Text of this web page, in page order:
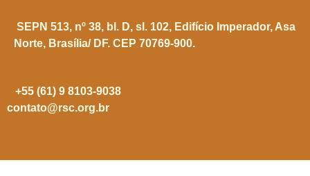
SEPN 513, nº 38, bl. D, sl. 102, Edifício Imperador, Asa
Norte, Brasília/ DF. CEP 70769-900.
+55 (61) 9 8103-9038
contato@rsc.org.br